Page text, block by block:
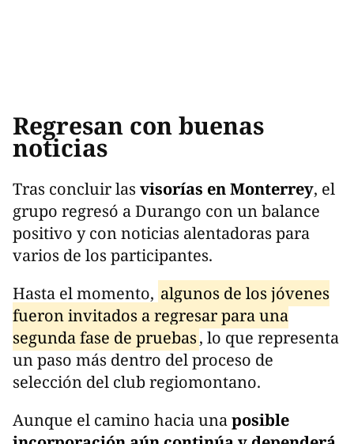
Regresan con buenas
noticias
Tras concluir las visorías en Monterrey, el
grupo regresó a Durango con un balance
positivo y con noticias alentadoras para
varios de los participantes.
Hasta el momento, algunos de los jóvenes
fueron invitados a regresar para una
segunda fase de pruebas, lo que representa
un paso más dentro del proceso de
selección del club regiomontano.
Aunque el camino hacia unaposible